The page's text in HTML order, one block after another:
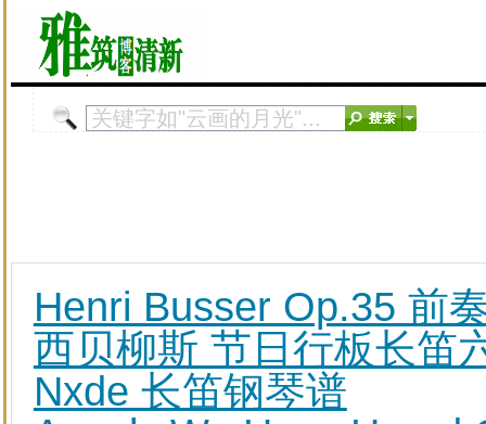
Henri Busser Op.35 前
西贝柳斯 节日行板长笛
Nxde 长笛钢琴谱